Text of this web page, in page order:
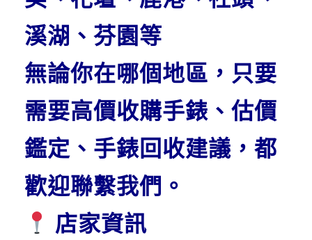
溪湖、芬園等
無論你在哪個地區，只要
需要高價收購手錶、估價
鑑定、手錶回收建議，都
歡迎聯繫我們。
店家資訊